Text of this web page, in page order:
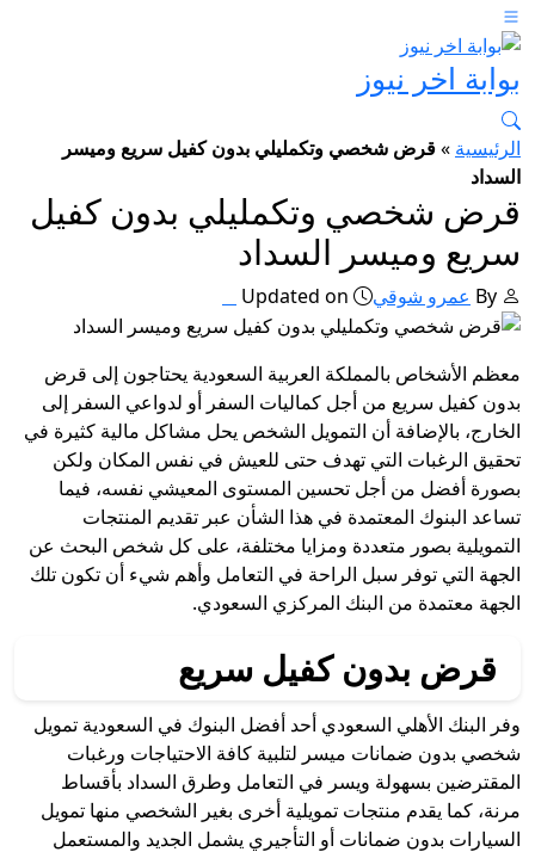
بوابة اخر نيوز
الرئيسية »قرض شخصي وتكمليلي بدون كفيل سريع وميسر
السداد
قرض شخصي وتكمليلي بدون كفيل
سريع وميسر السداد
By عمرو شوقي Updated on
معظم الأشخاص بالمملكة العربية السعودية يحتاجون إلى قرض
بدون كفيل سريع من أجل كماليات السفر أو لدواعي السفر إلى
الخارج، بالإضافة أن التمويل الشخص يحل مشاكل مالية كثيرة في
تحقيق الرغبات التي تهدف حتى للعيش في نفس المكان ولكن
بصورة أفضل من أجل تحسين المستوى المعيشي نفسه، فيما
تساعد البنوك المعتمدة في هذا الشأن عبر تقديم المنتجات
التمويلية بصور متعددة ومزايا مختلفة، على كل شخص البحث عن
الجهة التي توفر سبل الراحة في التعامل وأهم شيء أن تكون تلك
الجهة معتمدة من البنك المركزي السعودي.
قرض بدون كفيل سريع
وفر البنك الأهلي السعودي أحد أفضل البنوك في السعودية تمويل
شخصي بدون ضمانات ميسر لتلبية كافة الاحتياجات ورغبات
المقترضين بسهولة ويسر في التعامل وطرق السداد بأقساط
مرنة، كما يقدم منتجات تمويلية أخرى بغير الشخصي منها تمويل
السيارات بدون ضمانات أو التأجيري يشمل الجديد والمستعمل